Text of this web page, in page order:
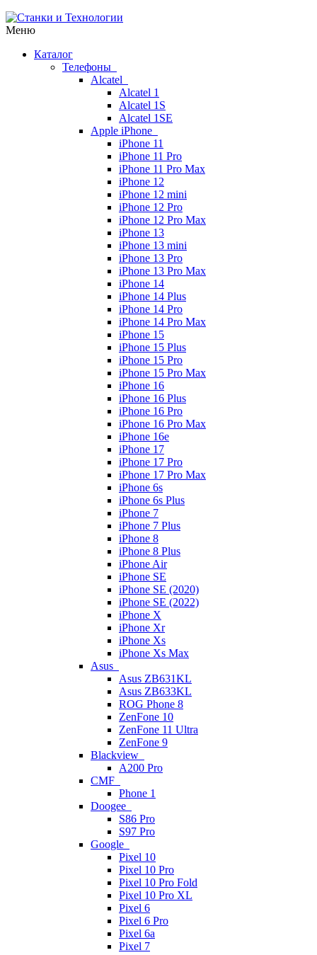
Меню
Каталог
Телефоны
Alcatel
Alcatel 1
Alcatel 1S
Alcatel 1SE
Apple iPhone
iPhone 11
iPhone 11 Pro
iPhone 11 Pro Max
iPhone 12
iPhone 12 mini
iPhone 12 Pro
iPhone 12 Pro Max
iPhone 13
iPhone 13 mini
iPhone 13 Pro
iPhone 13 Pro Max
iPhone 14
iPhone 14 Plus
iPhone 14 Pro
iPhone 14 Pro Max
iPhone 15
iPhone 15 Plus
iPhone 15 Pro
iPhone 15 Pro Max
iPhone 16
iPhone 16 Plus
iPhone 16 Pro
iPhone 16 Pro Max
iPhone 16e
iPhone 17
iPhone 17 Pro
iPhone 17 Pro Max
iPhone 6s
iPhone 6s Plus
iPhone 7
iPhone 7 Plus
iPhone 8
iPhone 8 Plus
iPhone Air
iPhone SE
iPhone SE (2020)
iPhone SE (2022)
iPhone X
iPhone Xr
iPhone Xs
iPhone Xs Max
Asus
Asus ZB631KL
Asus ZB633KL
ROG Phone 8
ZenFone 10
ZenFone 11 Ultra
ZenFone 9
Blackview
A200 Pro
CMF
Phone 1
Doogee
S86 Pro
S97 Pro
Google
Pixel 10
Pixel 10 Pro
Pixel 10 Pro Fold
Pixel 10 Pro XL
Pixel 6
Pixel 6 Pro
Pixel 6a
Pixel 7